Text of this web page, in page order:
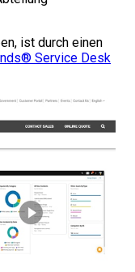
ist durch einen
Service Desk